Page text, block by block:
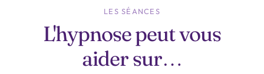
LES SÉANCES
L'hypnose peut vous
aider sur…